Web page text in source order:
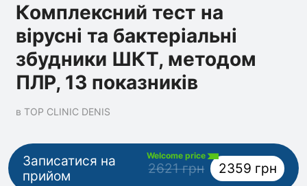
Комплексний тест на
вірусні та бактеріальні
збудники ШКТ, методом
ПЛР, 13 показників
в TOP CLINIC DENIS
Записатися на
прийом
Welcome price
2621 грн 2359 грн